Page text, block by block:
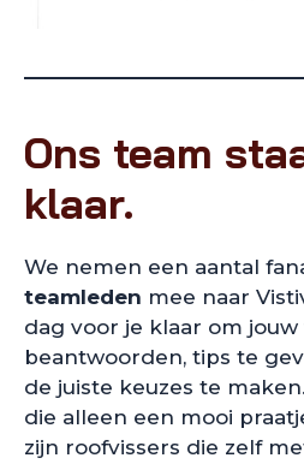
Ons team
klaar.
We nemen een aantal
teamleden mee naar
dag voor je klaar om
beantwoorden, tips te
de juiste keuzes te
die alleen een mooi
zijn roofvissers die zelf